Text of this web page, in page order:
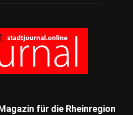
für die Rheinregion